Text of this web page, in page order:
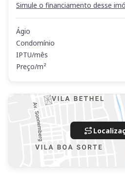
Simule o financiamento desse
Ágio
Condomínio
IPTU/mês
Preço/m²